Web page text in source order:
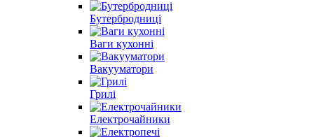
Бутербродниці
Ваги кухонні
Вакууматори
Грилі
Електрочайники